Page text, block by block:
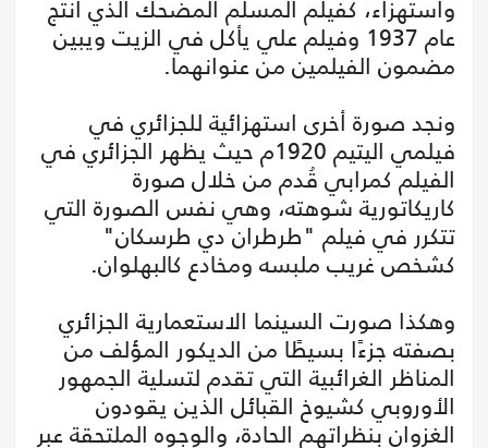
واستهزاء، كفيلم المسلم المضحك الذي أنتج
عام 1937 وفيلم علي يأكل في الزيت ويبين
مضمون الفيلمين من عنوانهما.
ونجد صورة أخرى استهزائية للجزائري في
فيلمي اليتيم 1920م حيث يظهر الجزائري في
الفيلم كمرابي قُدم من خلال صورة
كاريكاتورية شوهته، وهي نفس الصورة التي
تتكرر في فيلم "طرطران دي طرسكان"
كشخص غريب ملبسه ومخادع كالبهلوان.
وهكذا صورت السينما الاستعمارية الجزائري
بصفته جزءًا بسيطًا من الديكور المؤلف من
المناظر الغرائبية التي تقدم لتسلية الجمهور
الأوروبي كشيوخ القبائل الذين يقودون
الغزوان بنظراتهم الحادة، والوجوه الملتحقة عبر